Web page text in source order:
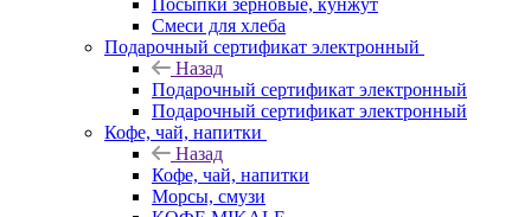
Посыпки зерновые, кунжут
Смеси для хлеба
Подарочный сертификат электронный
Назад
Подарочный сертификат электронный
Подарочный сертификат электронный
Кофе, чай, напитки
Назад
Кофе, чай, напитки
Морсы, смузи